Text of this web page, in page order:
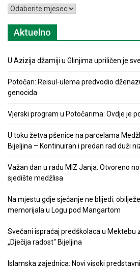
Arhiva
Aktuelno
U Azizija džamiji u Glinjima upriličen je
Potočari: Reisul-ulema predvodio
genocida
Vjerski program u Potočarima: Ovdje je
U toku žetva pšenice na parcelama
Bijeljina – Kontinuiran i predan rad duži
Važan dan u radu MIZ Janja: Otvoreno
sjedište medžlisa
Na mjestu gdje sjećanje ne blijedi:
memorijala u Logu pod Mangartom
Svečani ispraćaj predškolaca u Mektebu
„Dječija radost“ Bijeljina
Islamska zajednica: Novi visoki